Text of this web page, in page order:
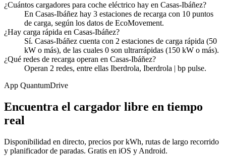
¿Cuántos cargadores para coche eléctrico hay en Casas-Ibáñez?
En Casas-Ibáñez hay 3 estaciones de recarga con 10 puntos
de carga, según los datos de EcoMovement.
¿Hay carga rápida en Casas-Ibáñez?
Sí. Casas-Ibáñez cuenta con 2 estaciones de carga rápida (50
kW o más), de las cuales 0 son ultrarrápidas (150 kW o más).
¿Qué redes de recarga operan en Casas-Ibáñez?
Operan 2 redes, entre ellas Iberdrola, Iberdrola | bp pulse.
App QuantumDrive
Encuentra el cargador libre en tiempo
real
Disponibilidad en directo, precios por kWh, rutas de largo recorrido
y planificador de paradas. Gratis en iOS y Android.